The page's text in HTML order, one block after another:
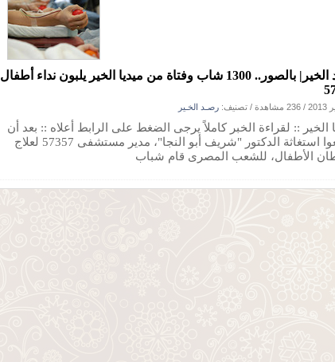
رصد الخير| بالصور.. 1300 شاب وفتاة من ميديا الخير يلبون نداء أطفال
/ 236 مشاهدة / تصنيف: رصـد الخـير
الخير :: لقراءة الخبر كاملاً يرجى الضغط على الرابط أعلاه :: بعد أن
سمعوا استغاثة الدكتور "شريف أبو النجا"، مدير مستشفى 57357 لعلاج
الأطفال، للشعب المصرى قام شباب